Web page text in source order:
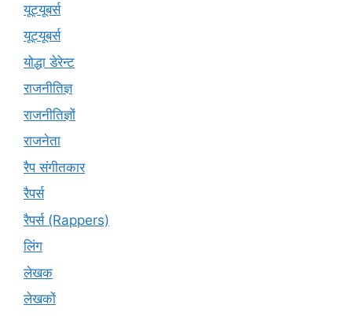
यूट्यूबर्स
यूट्‍यूबर्स
योद्धा डेरेन्ट
राजनीतिज्ञ
राजनीतिज्ञों
राजनेता
रैप संगीतकार
रैपर्स
रैपर्स (Rappers)
लिंग
लेखक
लेखकों